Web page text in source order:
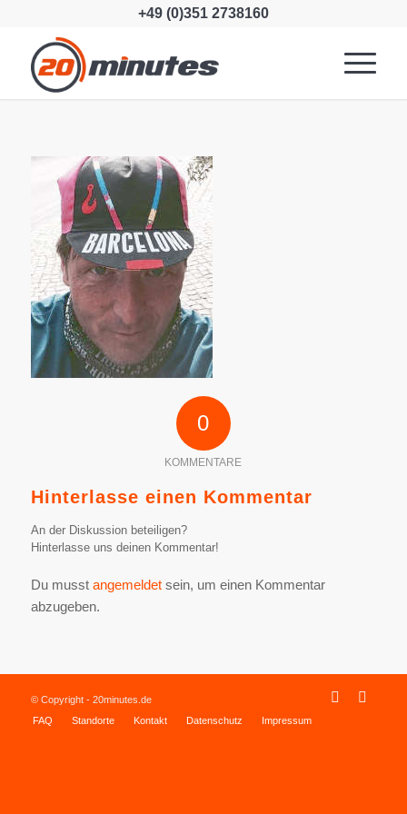
+49 (0)351 2738160
0
KOMMENTARE
Hinterlasse einen Kommentar
An der Diskussion beteiligen?
Hinterlasse uns deinen Kommentar!
Du musst angemeldetsein, um einen Kommentar
abzugeben.
© Copyright - 20minutes.de
FAQ
Standorte Kontakt Datenschutz Impressum